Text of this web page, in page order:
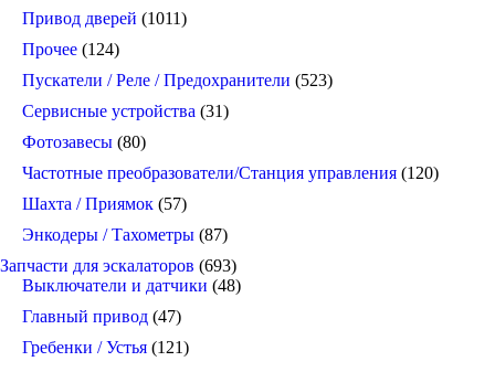
Привод дверей (1011)
Прочее (124)
Пускатели / Реле / Предохранители (523)
Сервисные устройства (31)
Фотозавесы (80)
Частотные преобразователи/Станция управления (120)
Шахта / Приямок (57)
Энкодеры / Тахометры (87)
Запчасти для эскалаторов (693)
Выключатели и датчики (48)
Главный привод (47)
Гребенки / Устья (121)